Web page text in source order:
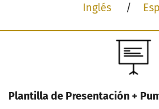
Inglés /
Plantilla de Presentación +